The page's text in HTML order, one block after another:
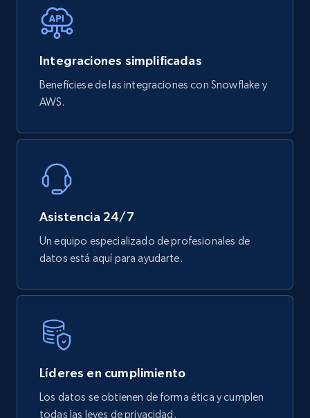
Integraciones simplificadas
Benefíciese de las integraciones con Snowflake y
AWS.
Asistencia 24/7
Un equipo especializado de profesionales de
datos está aquí para ayudarte.
Líderes en cumplimiento
Los datos se obtienen de forma ética y cumplen
todas las leyes de privacidad.